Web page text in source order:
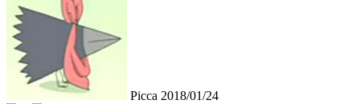
Picca 2018/01/24